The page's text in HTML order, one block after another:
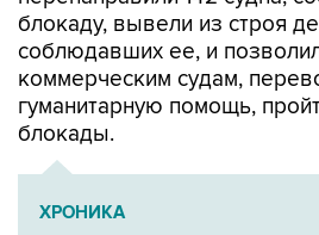
блокаду, вывели из строя
соблюдавших ее, и
коммерческим судам,
гуманитарную помощь,
блокады.
ХРОНИКА